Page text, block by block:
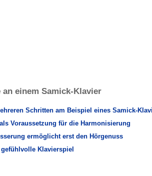
einem Samick-Klavier
Schritten am Beispiel eines Samick-
Voraussetzung für die Harmonisierung
ermöglicht erst den Hörgenuss
Klavierspiel